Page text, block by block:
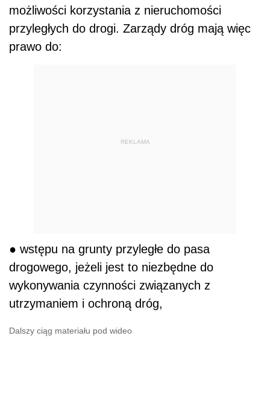
możliwości korzystania z nieruchomości
przyległych do drogi. Zarządy dróg mają więc
prawo do:
REKLAMA
● wstępu na grunty przyległe do pasa
drogowego, jeżeli jest to niezbędne do
wykonywania czynności związanych z
utrzymaniem i ochroną dróg,
Dalszy ciąg materiału pod wideo